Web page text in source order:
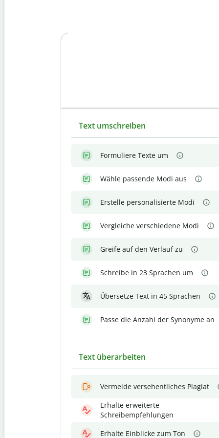
Text umschreiben
Formuliere Texte um
Wähle passende Modi aus
Erstelle personalisierte Modi
Vergleiche verschiedene Modi
Greife auf den Verlauf zu
Schreibe in 23 Sprachen um
Übersetze Text in 45 Sprachen
Passe die Anzahl der Synonyme an
Text überarbeiten
Vermeide versehentliches Plagiat
Erhalte erweiterte
Schreibempfehlungen
Erhalte Einblicke zum Ton